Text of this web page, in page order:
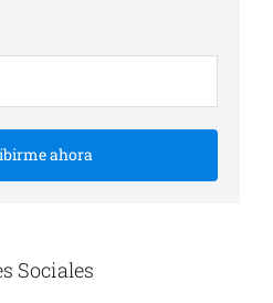
ahora
Sociales